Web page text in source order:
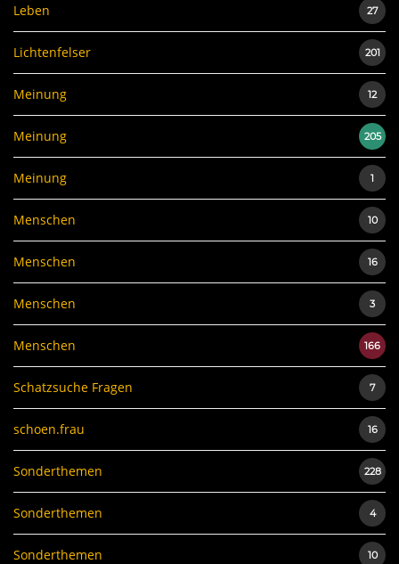
Leben 27
Lichtenfelser 201
Meinung 12
Meinung 205
Meinung 1
Menschen 10
Menschen 16
Menschen 3
Menschen 166
Schatzsuche Fragen 7
schoen.frau 16
Sonderthemen 228
Sonderthemen 4
Sonderthemen 10